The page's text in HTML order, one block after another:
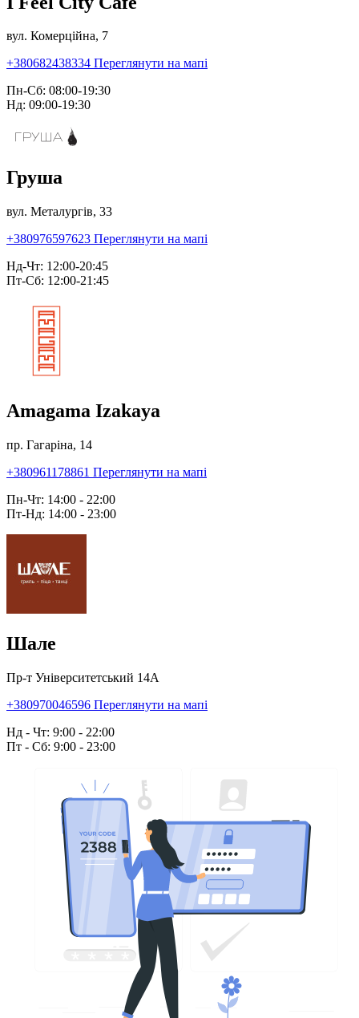
вул. Комерційна, 7
+380682438334 Переглянути на мапі
Пн-Сб: 08:00-19:30
Нд: 09:00-19:30
Груша
вул. Металургів, 33
+380976597623 Переглянути на мапі
Нд-Чт: 12:00-20:45
Пт-Сб: 12:00-21:45
Amagama Izakaya
пр. Гагаріна, 14
+380961178861 Переглянути на мапі
Пн-Чт: 14:00 - 22:00
Пт-Нд: 14:00 - 23:00
Шале
Пр-т Університетський 14А
+380970046596 Переглянути на мапі
Нд - Чт: 9:00 - 22:00
Пт - Сб: 9:00 - 23:00